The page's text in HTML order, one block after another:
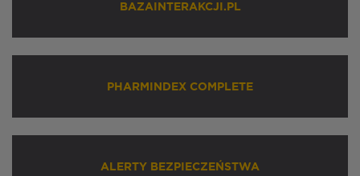
BAZAINTERAKCJI.PL
PHARMINDEX COMPLETE
ALERTY BEZPIECZEŃSTWA